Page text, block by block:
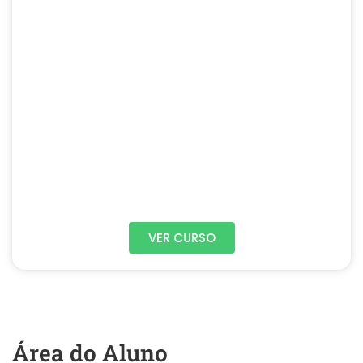
VER CURSO
Área do Aluno